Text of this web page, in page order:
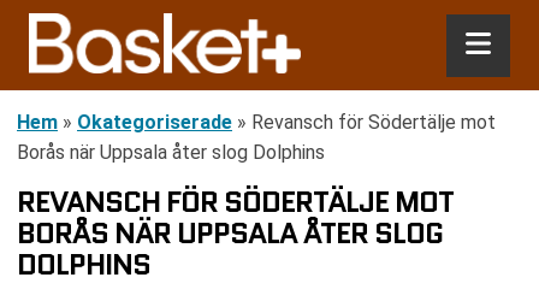
Hem » Okategoriserade » Revansch för Södertälje mot
Borås när Uppsala åter slog Dolphins
REVANSCH FÖR SÖDERTÄLJE MOT
BORÅS NÄR UPPSALA ÅTER SLOG
DOLPHINS